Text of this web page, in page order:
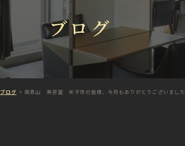
ブログ
ブログ 南青山 美容室 米子市の皆様、今月もありがとうございました